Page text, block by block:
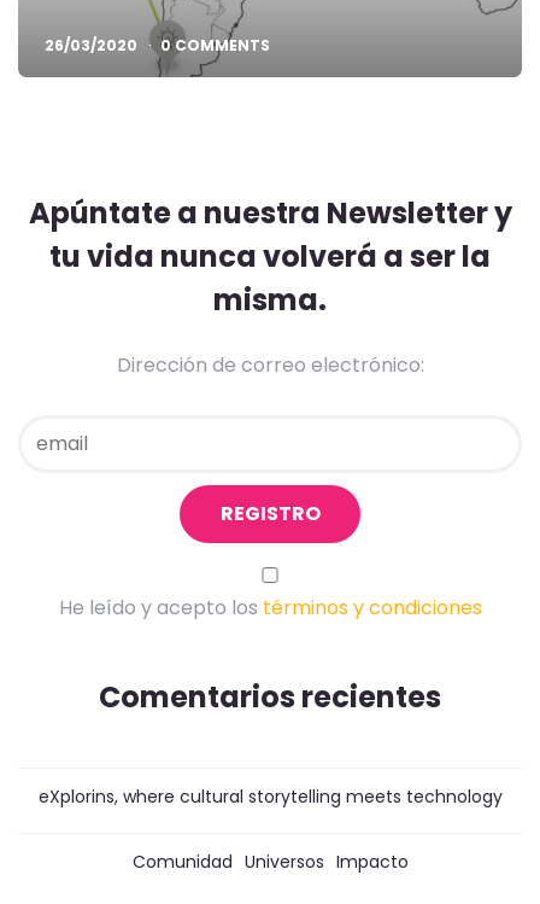
26/03/2020 0 COMMENTS
Apúntate a nuestra Newsletter y
tu vida nunca volverá a ser la
misma.
Dirección de correo electrónico:
He leído y acepto los términos y condiciones
Comentarios recientes
eXplorins, where cultural storytelling meets technology
Comunidad Universos Impacto